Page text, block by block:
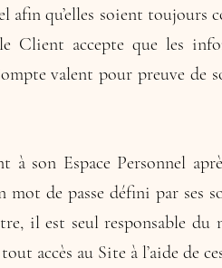
afin qu’elles soient toujours
Client accepte que les
valent pour preuve de
son Espace Personnel
de passe défini par ses
il est seul responsable
accès au Site à l’aide de